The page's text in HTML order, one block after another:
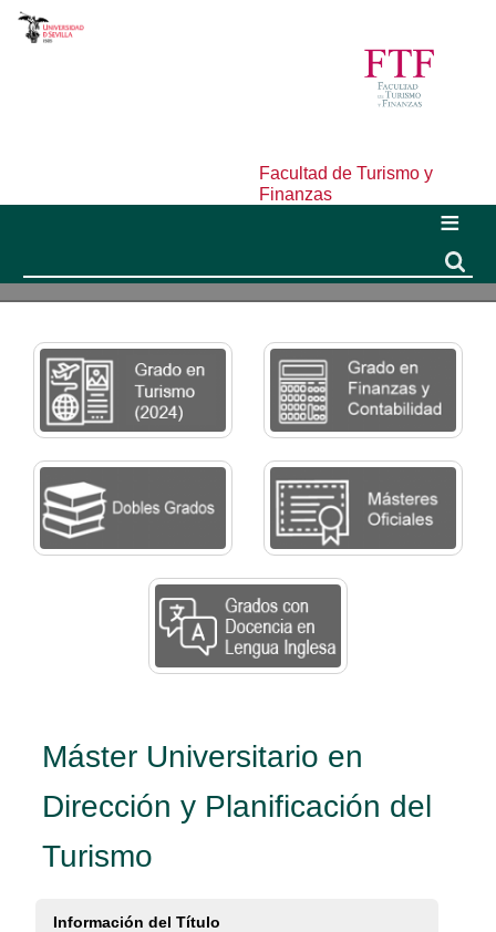
Facultad de Turismo y
Finanzas
Máster Universitario en
Dirección y Planificación del
Turismo
Información del Título